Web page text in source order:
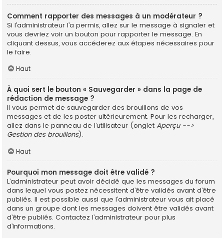
Comment rapporter des messages à un modérateur ?
Si l’administrateur l’a permis, allez sur le message à signaler et
vous devriez voir un bouton pour rapporter le message. En
cliquant dessus, vous accéderez aux étapes nécessaires pour
le faire.
Haut
À quoi sert le bouton « Sauvegarder » dans la page de
rédaction de message ?
Il vous permet de sauvegarder des brouillons de vos
messages et de les poster ultérieurement. Pour les recharger,
allez dans le panneau de l’utilisateur (onglet Aperçu -->
Gestion des brouillons).
Haut
Pourquoi mon message doit être validé ?
L’administrateur peut avoir décidé que les messages du forum
dans lequel vous postez nécessitent d’être validés avant d’être
publiés. Il est possible aussi que l’administrateur vous ait placé
dans un groupe dont les messages doivent être validés avant
d’être publiés. Contactez l’administrateur pour plus
d’informations.